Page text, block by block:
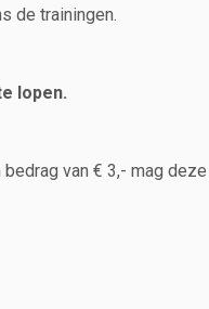
de trainingen.
lopen.
van € 3,- mag deze